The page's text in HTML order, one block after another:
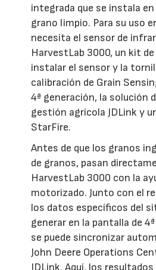
integrada que se instala en
grano limpio. Para su uso
necesita el sensor de
HarvestLab 3000, un kit
instalar el sensor y la
calibración de Grain
4ª generación, la solución
gestión agrícola JDLink y
StarFire.
Antes de que los granos
de granos, pasan
HarvestLab 3000 con la
motorizado. Junto con el
los datos específicos del
generar en la pantalla de
se puede sincronizar
John Deere Operations
JDLink. Aquí, los